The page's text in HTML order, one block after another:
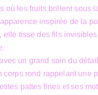
où les fruits brillent sous
inspirée de la
elle tisse des fils
un grand soin du
corps rond rappelant une
pattes fines et ses